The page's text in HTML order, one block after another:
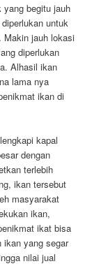
yang begitu jauh
untuk
Makin jauh lokasi
diperlukan
Alhasil ikan
lama nya
ikan di
kapal
dengan
terlebih
ikan tersebut
masyarakat
ikan,
ikat bisa
ikan yang segar
nilai jual